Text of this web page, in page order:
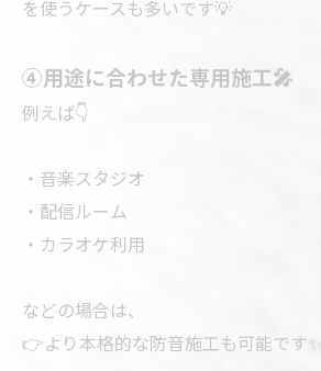
を使うケースも多いです💡
④用途に合わせた専用施工🎤
例えば👇
・音楽スタジオ
・配信ルーム
・カラオケ利用
などの場合は、
👉より本格的な防音施工も可能です✨